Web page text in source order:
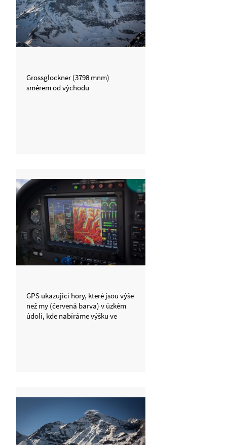
Grossglockner (3798 mnm)
směrem od východu
GPS ukazující hory, které jsou výše
než my (červená barva) v úzkém
údolí, kde nabíráme výšku ve